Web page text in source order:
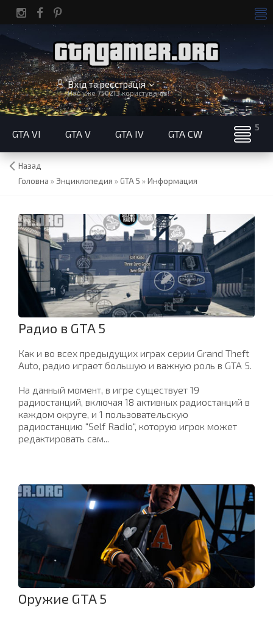
Вхід та реєстрація
Нас уже750213користувачів!
GTA VI GTA V GTA IV GTA CW
Назад
Головна » Энциклопедия » GTA 5 »Информация
Радио в GTA 5
Как и во всех предыдущих играх серии Grand Theft
Auto, радио играет большую и важную роль в GTA 5.
На данный момент, в игре существует 19
радиостанций, включая 18 активных радиостанций в
каждом округе, и 1 пользовательскую
радиостанцию "Self Radio", которую игрок может
редактировать сам...
Оружие GTA 5